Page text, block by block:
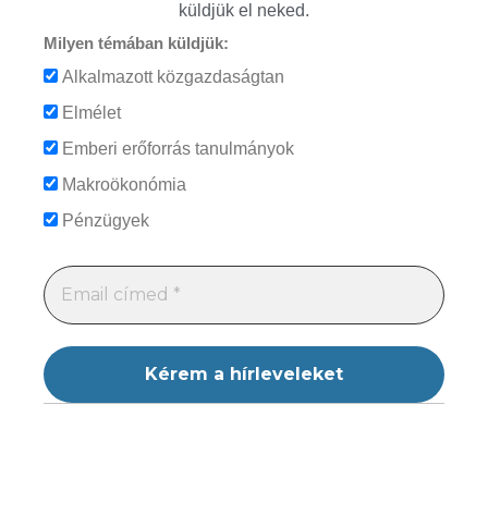
küldjük el neked.
Milyen témában küldjük:
Alkalmazott közgazdaságtan
Elmélet
Emberi erőforrás tanulmányok
Makroökonómia
Pénzügyek